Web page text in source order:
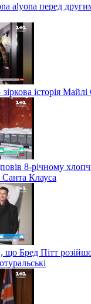
alyona перед
історія
8-річному
Клауса
Бред Пітт